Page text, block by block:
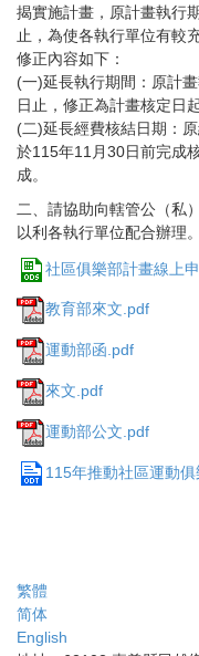
揭實施計畫，原計畫執行
止，為使各執行單位有較
修正內容如下：
(一)延長執行期間：原計
日止，修正為計畫核定日
(二)延長經費核結日期：
於115年11月30日前完成
成。
二、請協助向轄管公（私
以利各執行單位配合辦理。
社區俱樂部計畫線上
教育部來文.pdf
運動部函.pdf
來文.pdf
運動部公文.pdf
115年推動社區運動
繁體
简体
English